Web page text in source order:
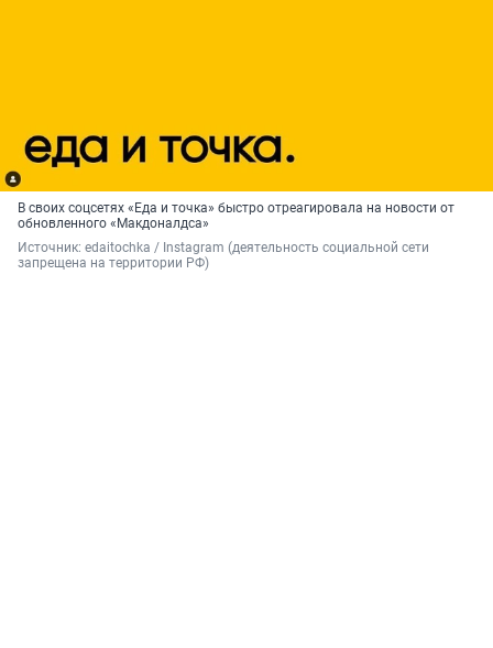
В своих соцсетях «Еда и точка» быстро отреагировала на новости от
обновленного «Макдоналдса»
Источник: edaitochka / Instagram (деятельность социальной сети
запрещена на территории РФ)